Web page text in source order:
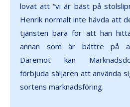
lovat att “vi är bäst på
Henrik normalt inte hävda att
tjänsten bara för att han
annan som är bättre på
Däremot kan
förbjuda säljaren att använda
sortens marknadsföring.